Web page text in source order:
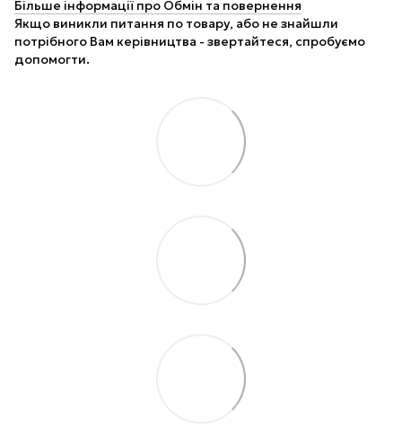
Більше інформації про Обмін та повернення
Якщо виникли питання по товару, або не знайшли
потрібного Вам керівництва - звертайтеся, спробуємо
допомогти.